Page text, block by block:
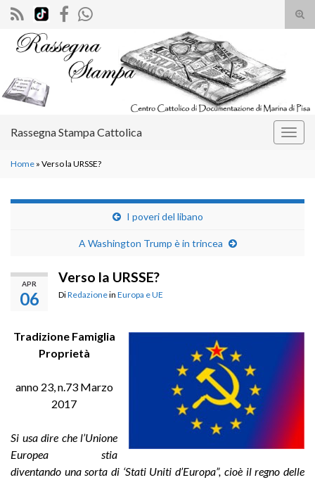
il
Search for:
Rassegna Stampa Cattolica
Home » Verso la URSSE?
I poveri del libano
A Washington Trump è in trincea
APR
06
Verso la URSSE?
DiRedazionein Europa e UE
Tradizione Famiglia
Proprietà
anno 23, n.73 Marzo
2017
Si usa dire che l’Unione
Europea stia
diventando una sorta di ‘Stati Uniti d’Europa”, cioè il regno delle